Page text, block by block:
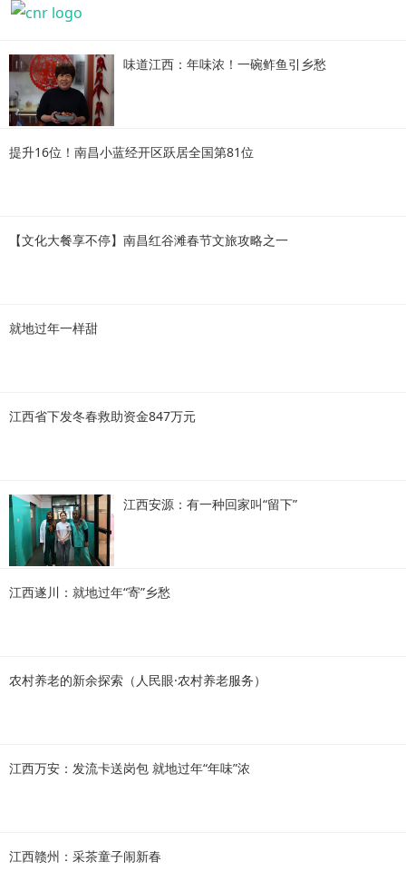
味道江西：年味浓！一碗鲊鱼引乡愁
提升16位！南昌小蓝经开区跃居全国第81位
【文化大餐享不停】南昌红谷滩春节文旅攻略之一
就地过年一样甜
江西省下发冬春救助资金847万元
江西安源：有一种回家叫“留下”
江西遂川：就地过年“寄”乡愁
农村养老的新余探索（人民眼·农村养老服务）
江西万安：发流卡送岗包 就地过年“年味”浓
江西赣州：采茶童子闹新春